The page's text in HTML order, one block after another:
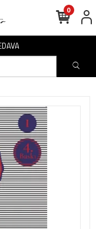
VE ÜZERİ KARGO BEDAVA
0